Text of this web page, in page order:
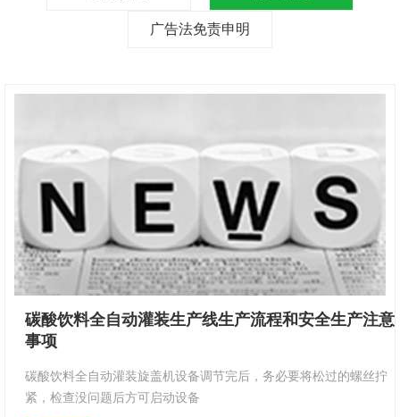
广告法免责申明
碳酸饮料全自动灌装生产线生产流程和安全生产注意
事项
碳酸饮料全自动灌装旋盖机设备调节完后，务必要将松过的螺丝拧
紧，检查没问题后方可启动设备